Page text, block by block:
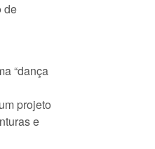
de
“dança
projeto
e